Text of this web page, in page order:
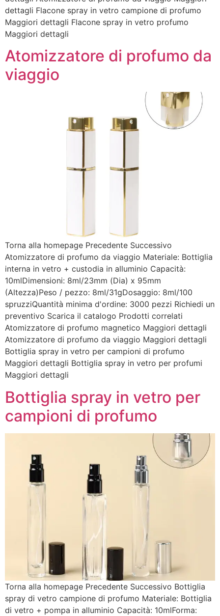
dettagli Flacone spray in vetro campione di profumo
Maggiori dettagli Flacone spray in vetro profumo
Maggiori dettagli
Atomizzatore di profumo da
viaggio
Torna alla homepage Precedente Successivo
Atomizzatore di profumo da viaggio Materiale: Bottiglia
interna in vetro + custodia in alluminio Capacità:
10mlDimensioni: 8ml/23mm (Dia) x 95mm
(Altezza)Peso / pezzo: 8ml/31gDosaggio: 8ml/100
spruzziQuantità minima d'ordine: 3000 pezzi Richiedi un
preventivo Scarica il catalogo Prodotti correlati
Atomizzatore di profumo magnetico Maggiori dettagli
Atomizzatore di profumo da viaggio Maggiori dettagli
Bottiglia spray in vetro per campioni di profumo
Maggiori dettagli Bottiglia spray in vetro per profumi
Maggiori dettagli
Bottiglia spray in vetro per
campioni di profumo
Torna alla homepage Precedente Successivo Bottiglia
spray di vetro campione di profumo Materiale: Bottiglia
di vetro + pompa in alluminio Capacità: 10mlForma: